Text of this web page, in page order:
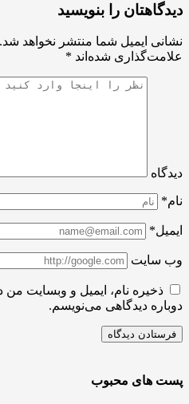
را بنویسید
ایمیل شما منتشر نخواهد شد.
شده‌اند*
ذخیره نام، ایمیل و وبسایت من در
دیدگاهی می‌نویسم.
های محبوب